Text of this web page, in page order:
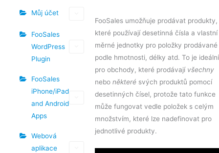
Můj účet
FooSales
WordPress
Plugin
FooSales
iPhone/iPad
and Android
Apps
Webová
aplikace
FooSales umožňuje prodávat produkty,
které používají desetinná čísla a vlastní
měrné jednotky pro položky prodávané
podle hmotnosti, délky atd. To je ideální
pro obchody, které prodávají všechny
nebo některé svých produktů pomocí
desetinných čísel, protože tato funkce
může fungovat vedle položek s celým
množstvím, které lze nadefinovat pro
jednotlivé produkty.